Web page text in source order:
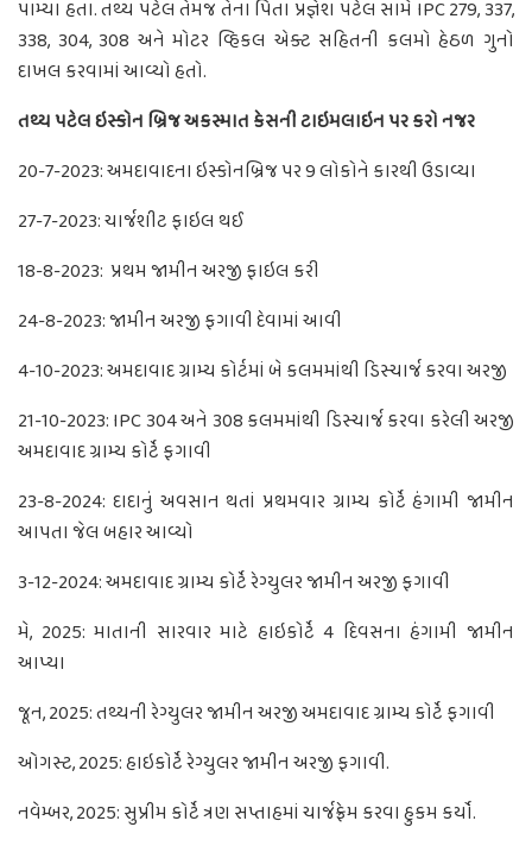
પામ્યા હતા. તથ્ય પટેલ તેમજ તેના પિતા પ્રજ્ઞેશ પટેલ સામે IPC 279, 337,
338, 304, 308 અને મોટર વ્હિકલ એક્ટ સહિતની કલમો હેઠળ ગુનો
દાખલ કરવામાં આવ્યો હતો.
તથ્ય પટેલ ઇસ્કોન બ્રિજ અકસ્માત કેસની ટાઇમલાઇન પર કરો નજર
20-7-2023: અમદાવાદના ઇસ્કોનબ્રિજ પર 9 લોકોને કારથી ઉડાવ્યા
27-7-2023: ચાર્જશીટ ફાઇલ થઈ
18-8-2023: પ્રથમ જામીન અરજી ફાઇલ કરી
24-8-2023: જામીન અરજી ફગાવી દેવામાં આવી
4-10-2023: અમદાવાદ ગ્રામ્ય કોર્ટમાં બે કલમમાંથી ડિસ્ચાર્જ કરવા અરજી
21-10-2023: IPC 304 અને 308 કલમમાંથી ડિસ્ચાર્જ કરવા કરેલી અરજી
અમદાવાદ ગ્રામ્ય કોર્ટે ફગાવી
23-8-2024: દાદાનું અવસાન થતાં પ્રથમવાર ગ્રામ્ય કોર્ટે હંગામી જામીન
આપતા જેલ બહાર આવ્યો
3-12-2024: અમદાવાદ ગ્રામ્ય કોર્ટે રેગ્યુલર જામીન અરજી ફગાવી
મે, 2025: માતાની સારવાર માટે હાઇકોર્ટે 4 દિવસના હંગામી જામીન
આપ્યા
જૂન, 2025: તથ્યની રેગ્યુલર જામીન અરજી અમદાવાદ ગ્રામ્ય કોર્ટે ફગાવી
ઓગસ્ટ, 2025: હાઇકોર્ટે રેગ્યુલર જામીન અરજી ફગાવી.
નવેમ્બર, 2025: સુપ્રીમ કોર્ટે ત્રણ સપ્તાહમાં ચાર્જફ્રેમ કરવા હુકમ કર્યો.